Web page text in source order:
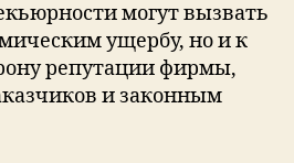
могут вызвать
ущербу, но и к
репутации фирмы,
и законным